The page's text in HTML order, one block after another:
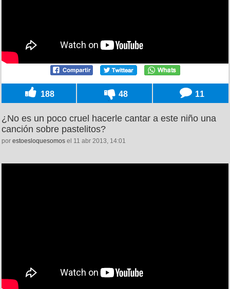
188 48 11
¿No es un poco cruel hacerle cantar a este niño una
canción sobre pastelitos?
por estoesloquesomos el 11 abr 2013, 14:01